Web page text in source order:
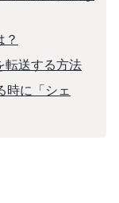
？
転送する方法
時に「シェ